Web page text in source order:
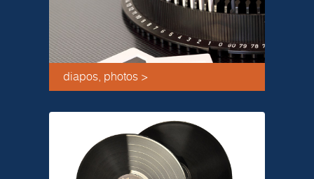
diapos, photos >